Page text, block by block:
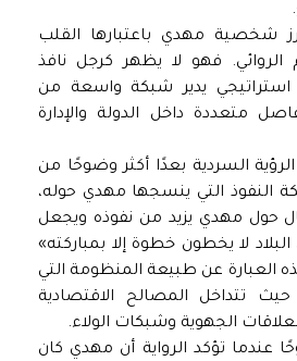
شخصية مهدي باعتبارها القلب
الروائي. فهو لا يظهر كرجل نافذ
يدير شبكة واسعة من
متعددة داخل الدولة والإدارة
السردية بعدًا أكثر وضوحًا من
النفوذ التي ينسجها مهدي حوله،
حول مهدي يزيد من نفوذه ويجعل
لا يخطون خطوة إلا بمباركته»
العبارة عن طبيعة المنظومة التي
تتداخل المصالح الاقتصادية
الجهوية وشبكات الولاء.
عندما تؤكد الرواية أن مهدي كان